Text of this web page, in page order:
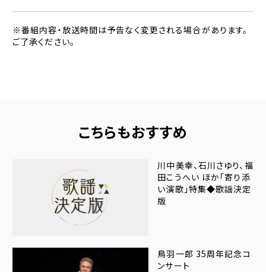
※番組内容・放送時間は予告なく変更される場合があります。
ご了承ください。
こちらもおすすめ
川中美幸、石川さゆり、福
田こうへい ほか「寄り添
い演歌」特集◆歌謡決定
版
鳥羽一郎 35周年記念コ
ンサート